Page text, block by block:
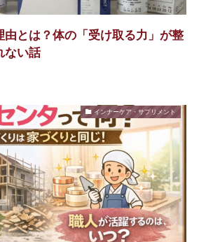
由とは？体の「受け取る力」が整
ない話
インナーケア・サプリメント